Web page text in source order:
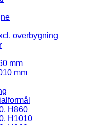
overbygning
mm
mm
H860
H1010